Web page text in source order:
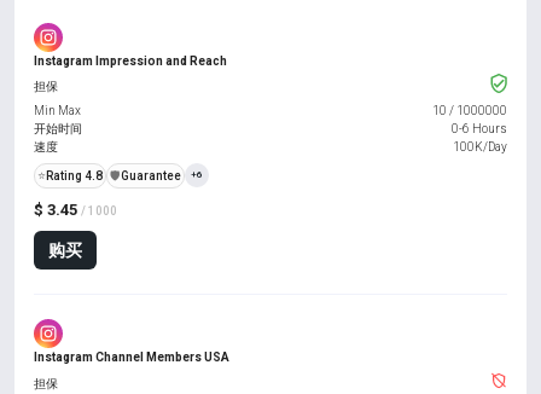
Instagram Impression and Reach
$ 3.45 / 1000
购买
担保
Min Max
10 / 1000000
开始时间
0-6 Hours
速度
100K/Day
⭐ Rating 4.8 ️🛡️Guarantee +6
Instagram Channel Members USA
担保